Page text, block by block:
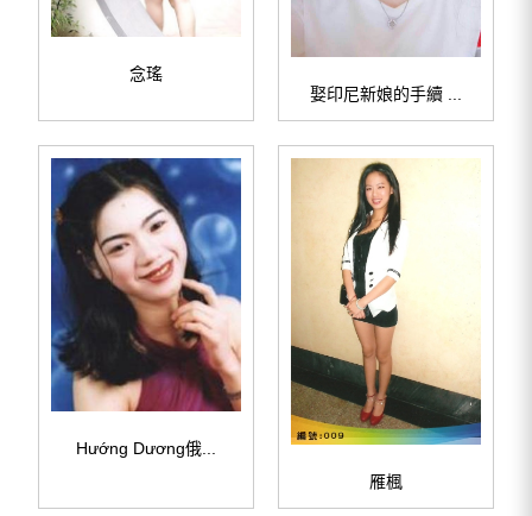
念瑤
娶印尼新娘的手續 ...
Hướng Dương俄...
雁楓